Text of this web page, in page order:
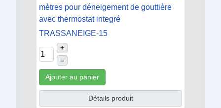
mètres pour déneigement de gouttière
avec thermostat integré
TRASSANEIGE-15
+
–
Ajouter au panier
Détails produit